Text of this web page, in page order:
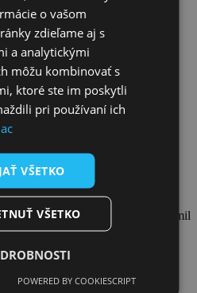
sankcie
Potvrdzujem, že som sa oboznámil
s osobnými údajmi
o vašom
zdieľame aj s
a analytickými
môžu kombinovať s
ktoré ste im poskytli
pri používaní ich
VŠETKO
VŠETKO
POWERED BY COOKIESCRIPT